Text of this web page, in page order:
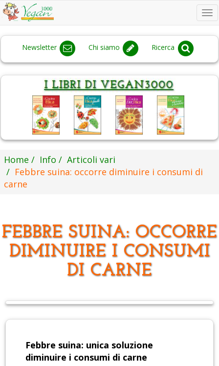
Newsletter Chi siamo Ricerca
Home Info
Articoli vari
Febbre suina: occorre diminuire i consumi di
carne
FEBBRE SUINA: OCCORRE
DIMINUIRE I CONSUMI
DI CARNE
Febbre suina: unica soluzione
diminuire i consumi di carne